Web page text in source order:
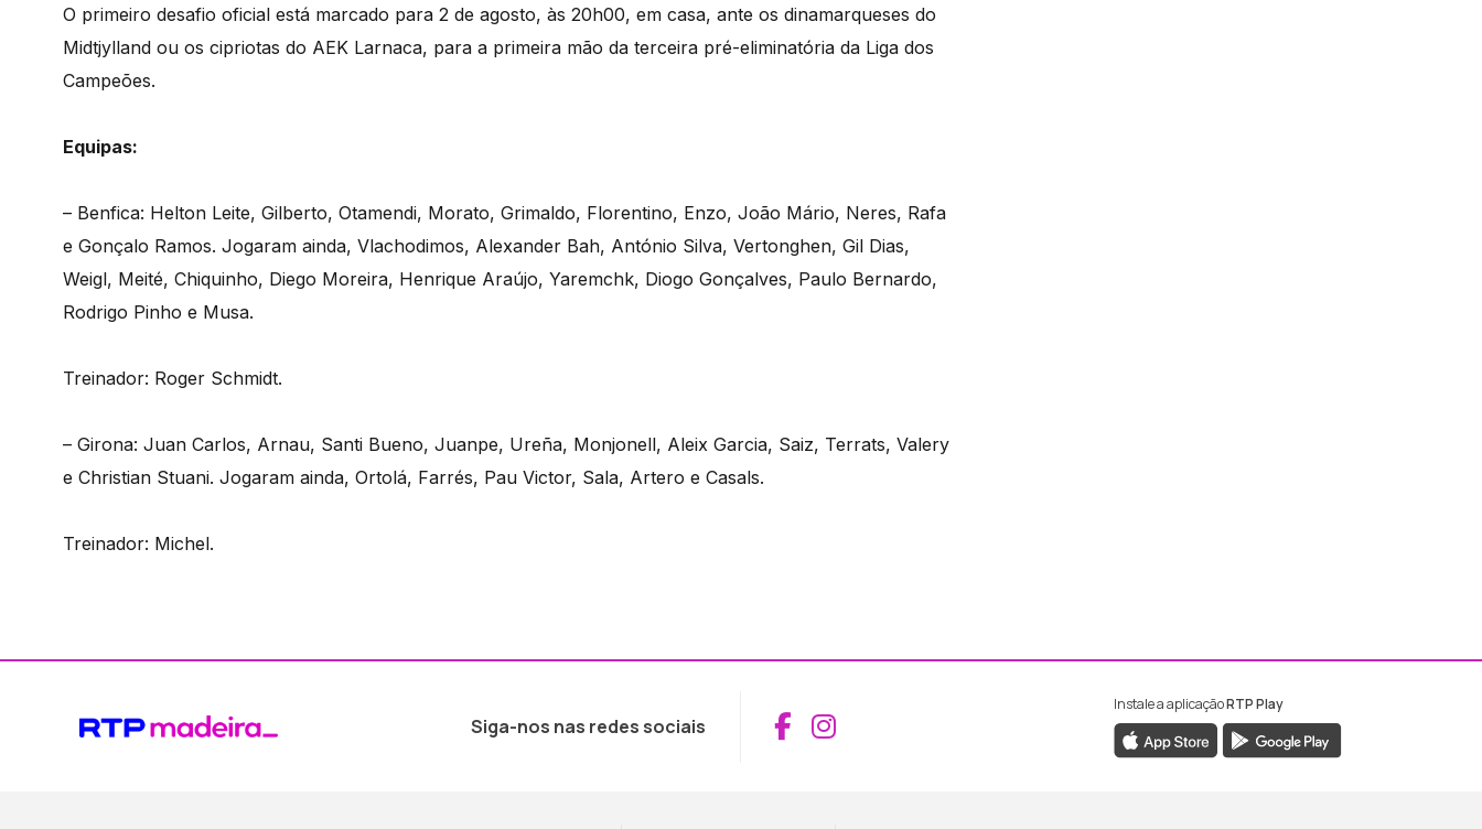
O primeiro desafio oficial está marcado para 2 de agosto, às 20h00, em casa, ante os dinamarqueses do
Midtjylland ou os cipriotas do AEK Larnaca, para a primeira mão da terceira pré-eliminatória da Liga dos
Campeões.
Equipas:
– Benfica: Helton Leite, Gilberto, Otamendi, Morato, Grimaldo, Florentino, Enzo, João Mário, Neres, Rafa
e Gonçalo Ramos. Jogaram ainda, Vlachodimos, Alexander Bah, António Silva, Vertonghen, Gil Dias,
Weigl, Meité, Chiquinho, Diego Moreira, Henrique Araújo, Yaremchk, Diogo Gonçalves, Paulo Bernardo,
Rodrigo Pinho e Musa.
Treinador: Roger Schmidt.
– Girona: Juan Carlos, Arnau, Santi Bueno, Juanpe, Ureña, Monjonell, Aleix Garcia, Saiz, Terrats, Valery
e Christian Stuani. Jogaram ainda, Ortolá, Farrés, Pau Victor, Sala, Artero e Casals.
Treinador: Michel.
Siga-nos nas redes sociais Aceder ao Facebook da RTP Madeira
Aceder ao Instagram da RTP Madeira
Instale a aplicaçãoRTP Play